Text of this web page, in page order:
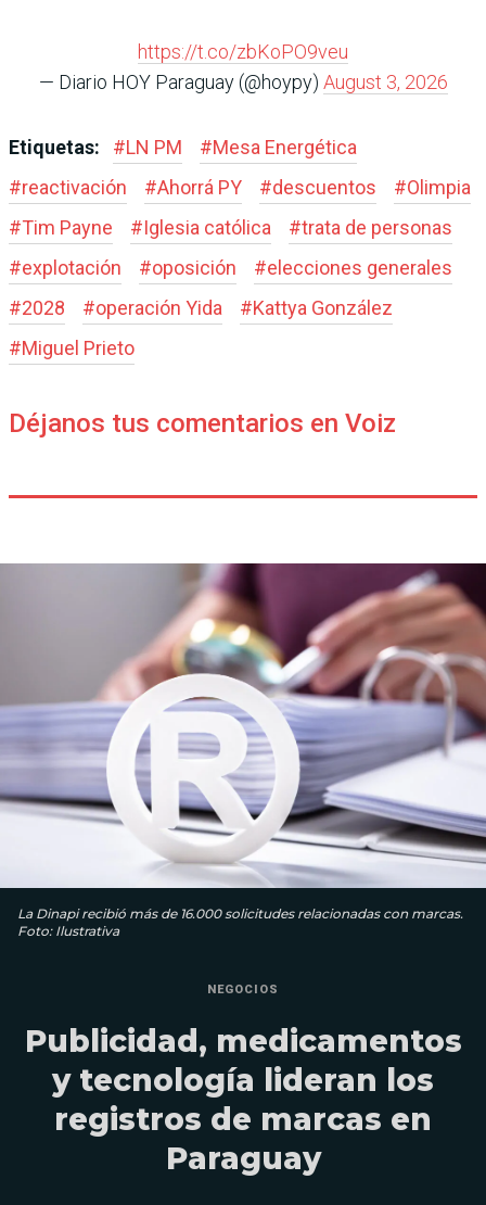
https://t.co/zbKoPO9veu
— Diario HOY Paraguay (@hoypy) August 3, 2026
Etiquetas: #LN PM #Mesa Energética
#reactivación #Ahorrá PY #descuentos #Olimpia
#Tim Payne #Iglesia católica #trata de personas
#explotación #oposición #elecciones generales
#2028 #operación Yida #Kattya González
#Miguel Prieto
Déjanos tus comentarios en Voiz
La Dinapi recibió más de 16.000 solicitudes relacionadas con marcas.
Foto: Ilustrativa
NEGOCIOS
Publicidad, medicamentos
y tecnología lideran los
registros de marcas en
Paraguay